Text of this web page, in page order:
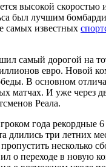
высокой скоростью
был лучшим
самых известных
самый дорогой на
евро. Новой
В основном
матчах. И уже через
Реала.
года рекордные
длились три летних
несколько
о переходе в новую